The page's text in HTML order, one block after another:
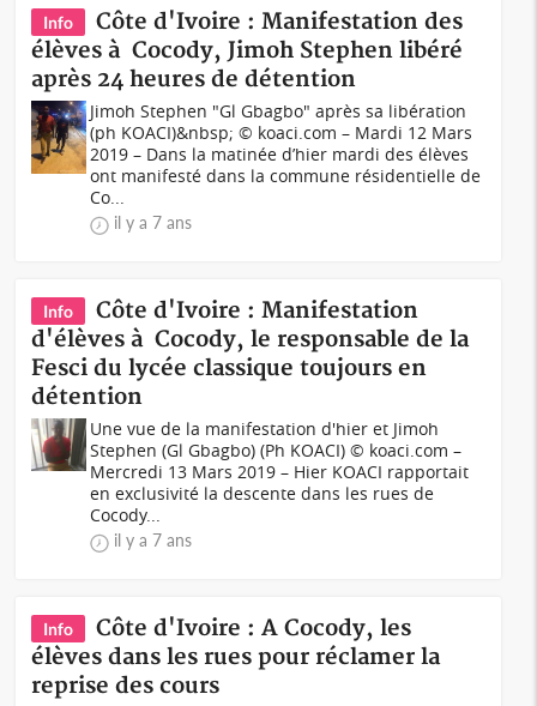
Info
Côte d'Ivoire : Manifestation des
élèves à Cocody, Jimoh Stephen libéré
après 24 heures de détention
Jimoh Stephen "Gl Gbagbo" après sa libération
(ph KOACI)&nbsp; © koaci.com – Mardi 12 Mars
2019 – Dans la matinée d’hier mardi des élèves
ont manifesté dans la commune résidentielle de
Co...
il y a 7 ans
Info
Côte d'Ivoire : Manifestation
d'élèves à Cocody, le responsable de la
Fesci du lycée classique toujours en
détention
Une vue de la manifestation d'hier et Jimoh
Stephen (Gl Gbagbo) (Ph KOACI) © koaci.com –
Mercredi 13 Mars 2019 – Hier KOACI rapportait
en exclusivité la descente dans les rues de
Cocody...
il y a 7 ans
Info
Côte d'Ivoire : A Cocody, les
élèves dans les rues pour réclamer la
reprise des cours